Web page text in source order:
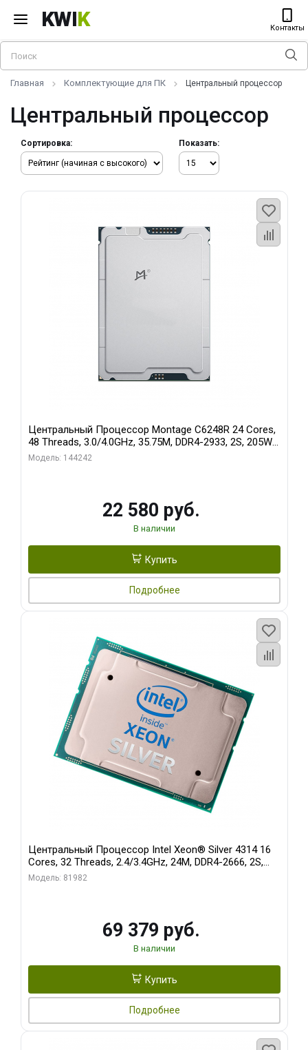
KWIK Контакты
Главная Комплектующие для ПК Центральный процессор
Центральный процессор
Сортировка: Показать:
Центральный Процессор Montage C6248R 24 Cores,
48 Threads, 3.0/4.0GHz, 35.75M, DDR4-2933, 2S, 205W
OEM
Модель: 144242
22 580 руб.
В наличии
Купить
Подробнее
Центральный Процессор Intel Xeon® Silver 4314 16
Cores, 32 Threads, 2.4/3.4GHz, 24M, DDR4-2666, 2S,
135W
Модель: 81982
69 379 руб.
В наличии
Купить
Подробнее